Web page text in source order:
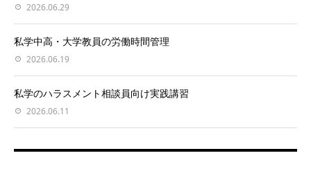
2026.06.29
私学中高・大学教員の労働時間管理
2026.06.19
私学のハラスメント相談員向け実践講習
2026.06.11